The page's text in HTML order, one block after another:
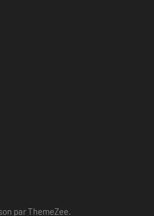
par ThemeZee.